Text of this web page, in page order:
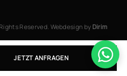
JETZT ANFRAGEN
Reserved. Webdesign by Dirim